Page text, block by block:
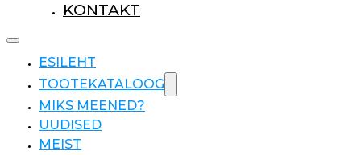
KONTAKT
ESILEHT
TOOTEKATALOOG
MIKS MEENED?
UUDISED
MEIST